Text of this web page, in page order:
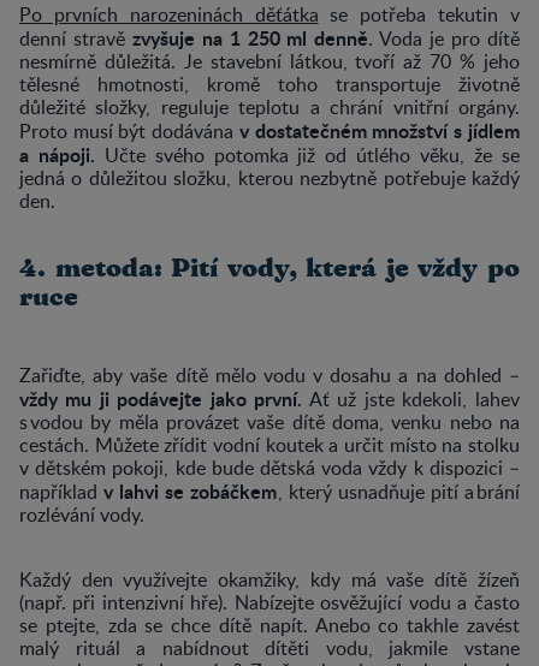
Po prvních narozeninách děťátka se potřeba tekutin v
denní stravě zvyšuje na 1 250 ml denně. Voda je pro dítě
nesmírně důležitá. Je stavební látkou, tvoří až 70 % jeho
tělesné hmotnosti, kromě toho transportuje životně
důležité složky, reguluje teplotu a chrání vnitřní orgány.
Proto musí být dodávána v dostatečném množství s jídlem
a nápoji. Učte svého potomka již od útlého věku, že se
jedná o důležitou složku, kterou nezbytně potřebuje každý
den.
4. metoda: Pití vody, která je vždy po
ruce
Zařiďte, aby vaše dítě mělo vodu v dosahu a na dohled –
vždy mu ji podávejte jako první. Ať už jste kdekoli, lahev
s vodou by měla provázet vaše dítě doma, venku nebo na
cestách. Můžete zřídit vodní koutek a určit místo na stolku
v dětském pokoji, kde bude dětská voda vždy k dispozici –
napříkladv lahvi se zobáčkem, který usnadňuje pití a brání
rozlévání vody.
Každý den využívejte okamžiky, kdy má vaše dítě žízeň
(např. při intenzivní hře). Nabízejte osvěžující vodu a často
se ptejte, zda se chce dítě napít. Anebo co takhle zavést
malý rituál a nabídnout dítěti vodu, jakmile vstane